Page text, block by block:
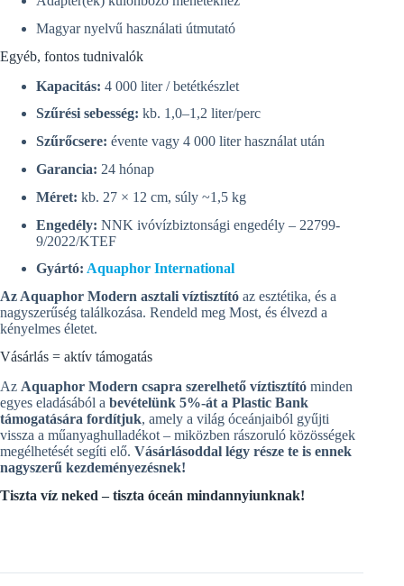
Magyar nyelvű használati útmutató
Egyéb, fontos tudnivalók
Kapacitás: 4 000 liter / betétkészlet
Szűrési sebesség: kb. 1,0–1,2 liter/perc
Szűrőcsere: évente vagy 4 000 liter használat után
Garancia: 24 hónap
Méret: kb. 27 × 12 cm, súly ~1,5 kg
Engedély: NNK ivóvízbiztonsági engedély – 22799-
9/2022/KTEF
Gyártó: Aquaphor International
Az Aquaphor Modern asztali víztisztító az esztétika, és a
nagyszerűség találkozása. Rendeld meg Most, és élvezd a
kényelmes életet.
Vásárlás = aktív támogatás
Az Aquaphor Modern csapra szerelhető víztisztító minden
egyes eladásából a bevételünk 5%-át a Plastic Bank
támogatására fordítjuk, amely a világ óceánjaiból gyűjti
vissza a műanyaghulladékot – miközben rászoruló közösségek
megélhetését segíti elő. Vásárlásoddal légy része te is ennek
nagyszerű kezdeményezésnek!
Tiszta víz neked – tiszta óceán mindannyiunknak!